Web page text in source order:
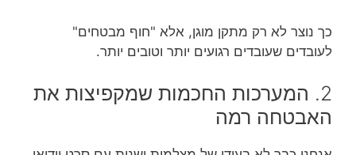
כך נוצר לא רק מתקן מוגן, אלא "חוף מבטחים"
לעובדים שעובדים רגועים יותר וטובים יותר.
2. המערכות החכמות שמקפיצות את
האבטחה רמה